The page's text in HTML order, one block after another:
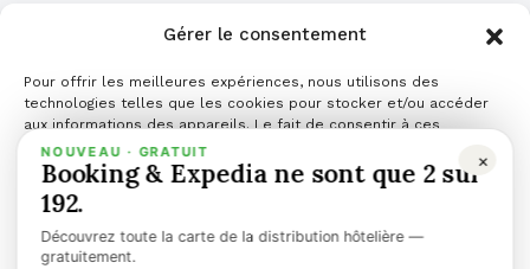
Gérer le consentement
Pour offrir les meilleures expériences, nous utilisons des
technologies telles que les cookies pour stocker et/ou accéder
aux informations des appareils. Le fait de consentir à ces
technologies nous permettra de traiter des données telles que le
comportement de navigation ou les ID uniques sur ce site. Le fait
de ne pas consentir ou de retirer son consentement peut avoir un
effet négatif sur certaines caractéristiques et fonctions.
Gérer les services
COMMUNIQUÉ DE PRESSE
Cliquez ici pour publier votre communiqué de
×
NOUVEAU · GRATUIT
Booking & Expedia ne sont que 2 sur
192.
Découvrez toute la carte de la distribution hôtelière —
gratuitement.